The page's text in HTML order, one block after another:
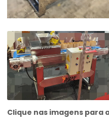
Clique nas imagens para